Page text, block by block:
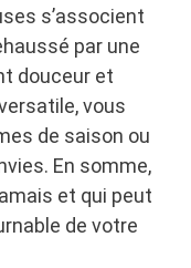
s’associent
par une
douceur et
vous
de saison ou
En somme,
et qui peut
de votre